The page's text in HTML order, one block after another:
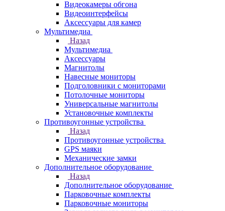
Видеокамеры обгона
Видеоинтерфейсы
Аксессуары для камер
Мультимедиа
Назад
Мультимедиа
Аксессуары
Магнитолы
Навесные мониторы
Подголовники с мониторами
Потолочные мониторы
Универсальные магнитолы
Установочные комплекты
Противоугонные устройства
Назад
Противоугонные устройства
GPS маяки
Механические замки
Дополнительное оборудование
Назад
Дополнительное оборудование
Парковочные комплекты
Парковочные мониторы